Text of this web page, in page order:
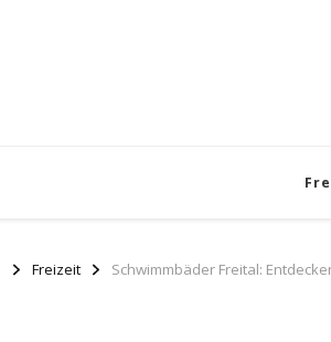
Freizeit Schwimmbäder Freital: